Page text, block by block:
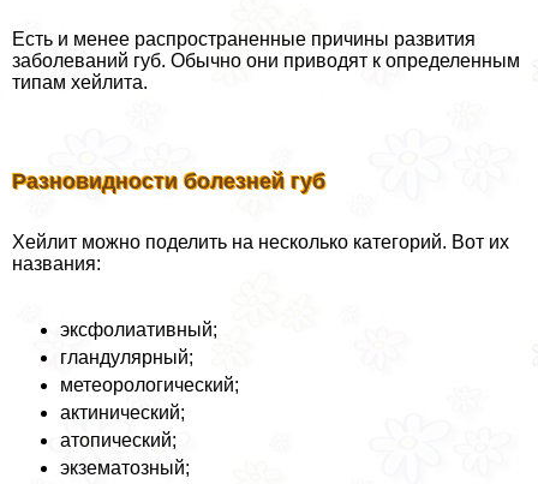
Есть и менее распространенные причины развития
заболеваний губ. Обычно они приводят к определенным
типам хейлита.
Разновидности болезней губ
Хейлит можно поделить на несколько категорий. Вот их
названия:
эксфолиативный;
гландулярный;
метеорологический;
актинический;
атопический;
экзематозный;